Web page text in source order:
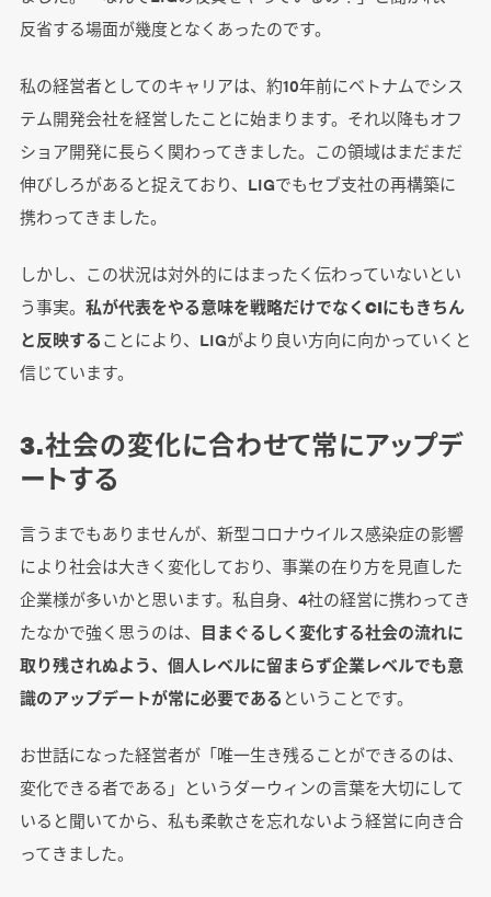
反省する場面が幾度となくあったのです。
私の経営者としてのキャリアは、約10年前にベトナムでシス
テム開発会社を経営したことに始まります。それ以降もオフ
ショア開発に長らく関わってきました。この領域はまだまだ
伸びしろがあると捉えており、LIGでもセブ支社の再構築に
携わってきました。
しかし、この状況は対外的にはまったく伝わっていないとい
う事実。 私が代表をやる意味を戦略だけでなくCIにもきちん
と反映することにより、LIGがより良い方向に向かっていくと
信じています。
3.社会の変化に合わせて常にアップデ
ートする
言うまでもありませんが、新型コロナウイルス感染症の影響
により社会は大きく変化しており、事業の在り方を見直した
企業様が多いかと思います。私自身、4社の経営に携わってき
たなかで強く思うのは、 目まぐるしく変化する社会の流れに
取り残されぬよう、個人レベルに留まらず企業レベルでも意
識のアップデートが常に必要である ということです。
お世話になった経営者が「唯一生き残ることができるのは、
変化できる者である」というダーウィンの言葉を大切にして
いると聞いてから、私も柔軟さを忘れないよう経営に向き合
ってきました。